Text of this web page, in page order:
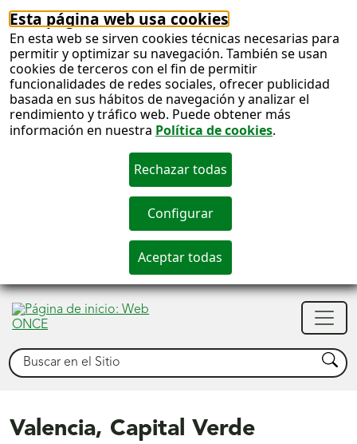
Esta página web usa cookies
En esta web se sirven cookies técnicas necesarias para
permitir y optimizar su navegación. También se usan
cookies de terceros con el fin de permitir
funcionalidades de redes sociales, ofrecer publicidad
basada en sus hábitos de navegación y analizar el
rendimiento y tráfico web. Puede obtener más
información en nuestra Política de cookies.
Buscar Buscar
Valencia, Capital Verde